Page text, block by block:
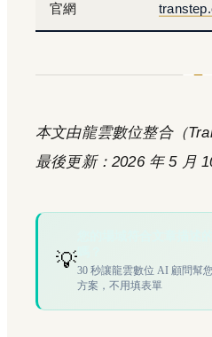
官網
本文由龍雲數位整合（
最後更新：2026 年 5 月
💡30 秒讓龍雲數位 AI 顧問幫
方案，不用填表單